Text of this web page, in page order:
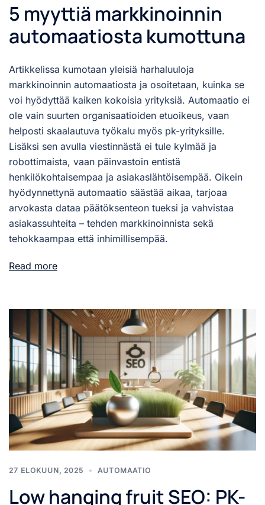
5 myyttiä markkinoinnin
automaatiosta kumottuna
Artikkelissa kumotaan yleisiä harhaluuloja
markkinoinnin automaatiosta ja osoitetaan, kuinka se
voi hyödyttää kaiken kokoisia yrityksiä. Automaatio ei
ole vain suurten organisaatioiden etuoikeus, vaan
helposti skaalautuva työkalu myös pk-yrityksille.
Lisäksi sen avulla viestinnästä ei tule kylmää ja
robottimaista, vaan päinvastoin entistä
henkilökohtaisempaa ja asiakaslähtöisempää. Oikein
hyödynnettynä automaatio säästää aikaa, tarjoaa
arvokasta dataa päätöksenteon tueksi ja vahvistaa
asiakassuhteita – tehden markkinoinnista sekä
tehokkaampaa että inhimillisempää.
Read more
27 ELOKUUN, 2025 AUTOMAATIO
Low hanging fruit SEO: PK-